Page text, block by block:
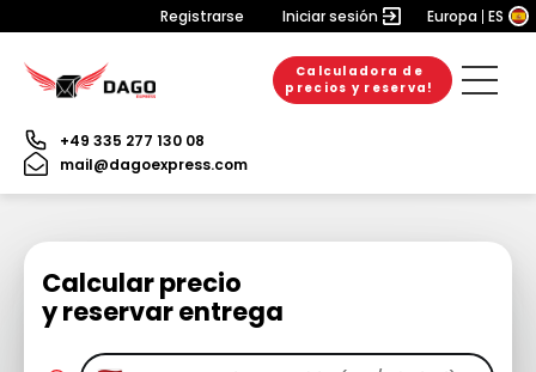
Registrarse Iniciar sesión Europa ES
Calculadora de
precios y reserva!
+49 335 277 130 08
mail@dagoexpress.com
Calcular precio
y reservar entrega